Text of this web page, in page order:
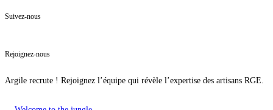
Suivez-nous
Rejoignez-nous
Argile recrute ! Rejoignez l’équipe qui révèle l’expertise des artisans RGE.